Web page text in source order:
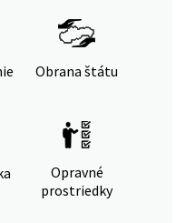
Obrana štátu
Opravné
prostriedky